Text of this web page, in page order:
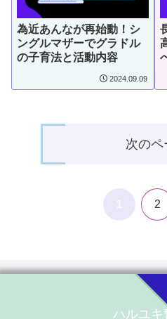
為近あんなが再始動！シ
ングルマザーでグラドル
の子育法と活動内容
2024.09.09
次のペ
2
ハルユキ